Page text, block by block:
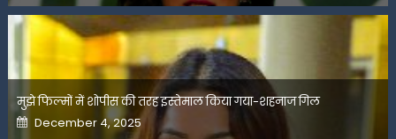
मुझे फिल्मों में शोपीस की तरह इस्तेमाल किया गया-शहनाज गिल
Posted
on
December 4, 2025